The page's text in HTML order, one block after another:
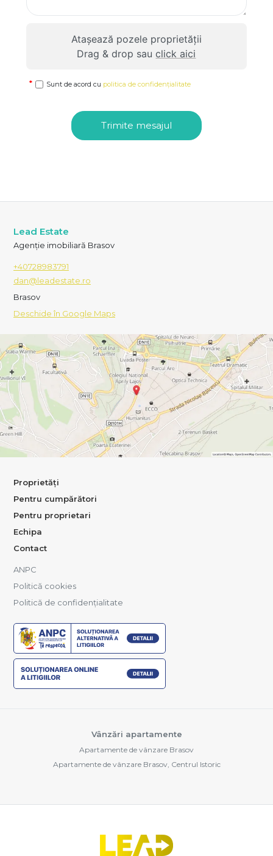
Atașează pozele proprietății
Drag & drop sauclick aici
Sunt de acord cu politica de confidențialitate
Trimite mesajul
Lead Estate
Agenție imobiliară Brasov
+40728983791
dan@leadestate.ro
Brasov
Deschide în Google Maps
Proprietăți
Pentru cumpărători
Pentru proprietari
Echipa
Contact
ANPC
Politică cookies
Politică de confidențialitate
Vânzări apartamente
Apartamente de vânzare Brasov
Apartamente de vânzare Brasov, Centrul Istoric